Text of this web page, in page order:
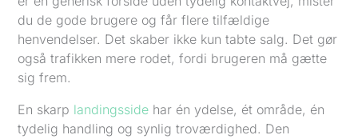
du de gode brugere og får flere tilfældige
henvendelser. Det skaber ikke kun tabte salg. Det gør
også trafikken mere rodet, fordi brugeren må gætte
sig frem.
En skarp landingsside har én ydelse, ét område, én
tydelig handling og synlig troværdighed. Den